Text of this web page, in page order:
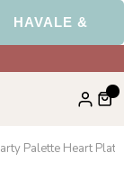
HAVALE & EFT